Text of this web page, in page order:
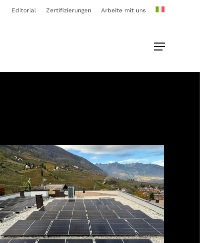
Editorial Zertifizierungen Arbeite mit uns
Menu